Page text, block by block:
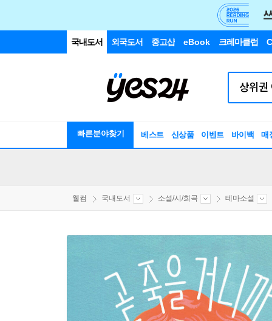
국내도서 외국도서 중고샵 eBook 크레마클럽
빠른분야찾기 베스트 신상품 이벤트 바이백 매
웰컴 국내도서 소설/시/희곡 테마소설